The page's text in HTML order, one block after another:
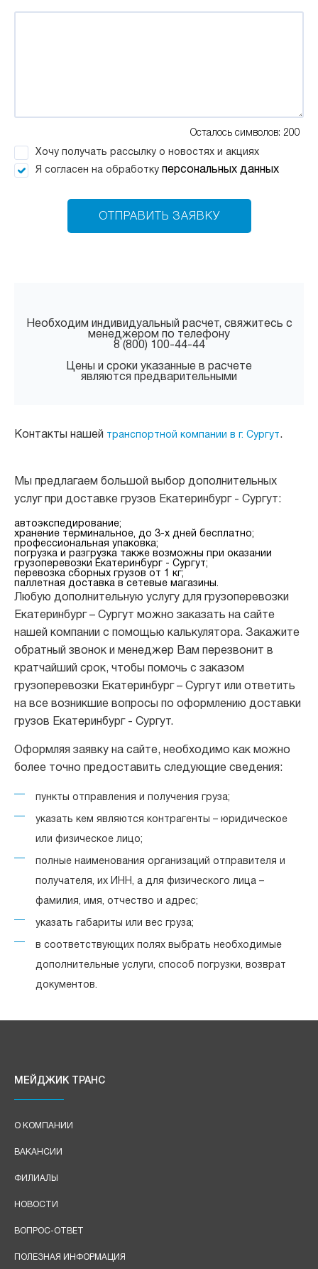
Осталось символов: 200
Хочу получать рассылку о новостях и акциях
Я согласен на обработку персональных данных
Необходим индивидуальный расчет, свяжитесь с
менеджером по телефону
8 (800) 100-44-44
Цены и сроки указанные в расчете
являются предварительными
Контакты нашей транспортной компании в г. Сургут.
Мы предлагаем большой выбор дополнительных
услуг при доставке грузов Екатеринбург - Сургут:
автоэкспедирование;
хранение терминальное, до 3-х дней бесплатно;
профессиональная упаковка;
погрузка и разгрузка также возможны при оказании
грузоперевозки Екатеринбург - Сургут;
перевозка сборных грузов от 1 кг;
паллетная доставка в сетевые магазины.
Любую дополнительную услугу для грузоперевозки
Екатеринбург – Сургут можно заказать на сайте
нашей компании с помощью калькулятора. Закажите
обратный звонок и менеджер Вам перезвонит в
кратчайший срок, чтобы помочь с заказом
грузоперевозки Екатеринбург – Сургут или ответить
на все возникшие вопросы по оформлению доставки
грузов Екатеринбург - Сургут.
Оформляя заявку на сайте, необходимо как можно
более точно предоставить следующие сведения:
пункты отправления и получения груза;
указать кем являются контрагенты – юридическое
или физическое лицо;
полные наименования организаций отправителя и
получателя, их ИНН, а для физического лица –
фамилия, имя, отчество и адрес;
указать габариты или вес груза;
в соответствующих полях выбрать необходимые
дополнительные услуги, способ погрузки, возврат
документов.
МЕЙДЖИК ТРАНС
О КОМПАНИИ
ВАКАНСИИ
ФИЛИАЛЫ
НОВОСТИ
ВОПРОС-ОТВЕТ
ПОЛЕЗНАЯ ИНФОРМАЦИЯ